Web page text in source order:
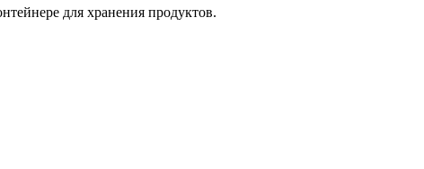
для хранения продуктов.